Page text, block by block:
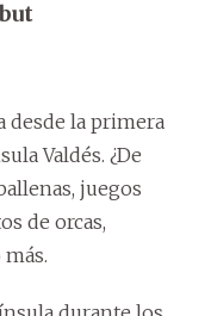
desde la primera
Valdés. ¿De
juegos
de orcas,